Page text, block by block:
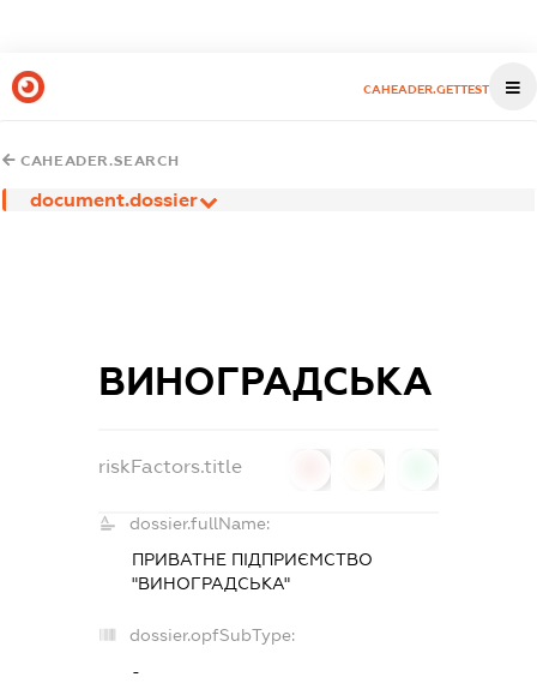
CAHEADER.GETTEST
CAHEADER.SEARCH
document.dossier
ВИНОГРАДСЬКА
riskFactors.title
dossier.fullName:
ПРИВАТНЕ ПІДПРИЄМСТВО
"ВИНОГРАДСЬКА"
dossier.opfSubType:
-